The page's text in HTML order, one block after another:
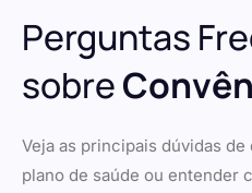
Perguntas
sobre
Veja as principais dúvidas
plano de saúde ou entender